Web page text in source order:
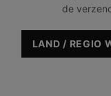
de
LAND / REGIO